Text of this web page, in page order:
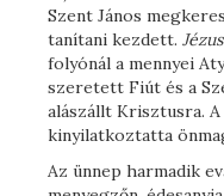
Szent János
tanítani kezdett.
folyónál a mennyei
szeretett Fiút és a
alászállt Krisztusra.
kinyilatkoztatta
Az ünnep harmadik